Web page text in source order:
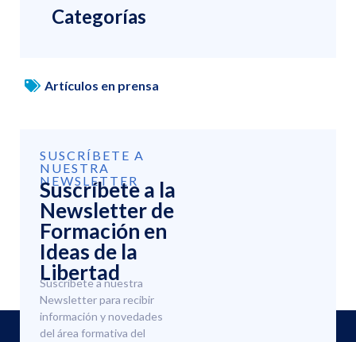
Categorías
Artículos en prensa
SUSCRÍBETE A
NUESTRA
NEWSLETTER
Suscríbete a la
Newsletter de
Formación en
Ideas de la
Libertad
Suscríbete a nuestra
Newsletter para recibir
información y novedades
del área formativa del